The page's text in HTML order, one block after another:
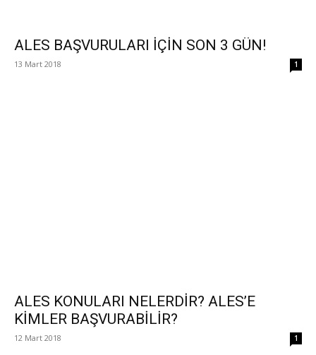
ALES BAŞVURULARI İÇİN SON 3 GÜN!
13 Mart 2018 1
ALES KONULARI NELERDİR? ALES’E
KİMLER BAŞVURABİLİR?
12 Mart 2018 1